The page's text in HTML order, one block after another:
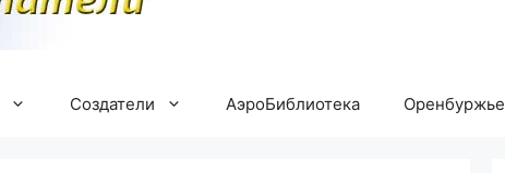
Создатели АэроБиблиотека Оренбуржье